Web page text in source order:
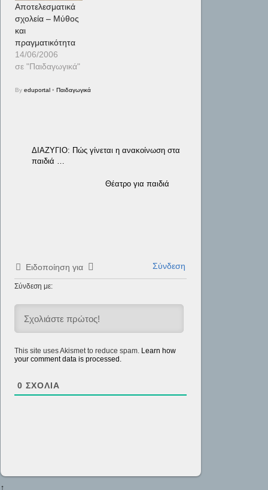
Αποτελεσματικά
σχολεία – Μύθος
και
πραγματικότητα
14/06/2006
σε "Παιδαγωγικά"
Byeduportal • Παιδαγωγικά
ΔΙΑΖΥΓΙΟ: Πώς γίνεται η ανακοίνωση στα
παιδιά …
Θέατρο για παιδιά
Ειδοποίηση για Σύνδεση
Σύνδεση με:
This site uses Akismet to reduce spam. Learn how
your comment data is processed.
0 ΣΧΌΛΙΑ
↑